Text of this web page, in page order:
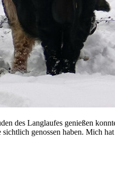
des Langlaufes genießen
sichtlich genossen haben. Mich